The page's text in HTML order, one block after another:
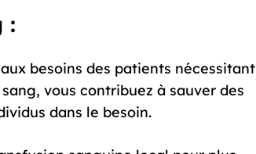
:
besoins des patients nécessitant
vous contribuez à sauver des
dans le besoin.